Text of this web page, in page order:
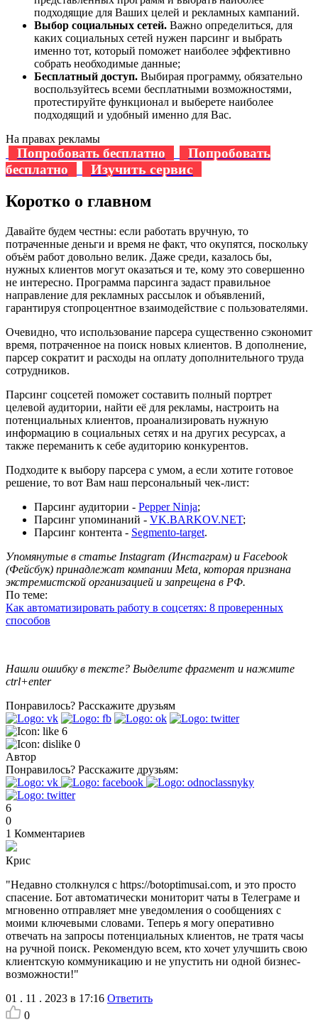
подходящие для Ваших целей и рекламных кампаний.
Выбор социальных сетей. Важно определиться, для
каких социальных сетей нужен парсинг и выбрать
именно тот, который поможет наиболее эффективно
собрать необходимые данные;
Бесплатный доступ. Выбирая программу, обязательно
воспользуйтесь всеми бесплатными возможностями,
протестируйте функционал и выберете наиболее
подходящий и удобный именно для Вас.
На правах рекламы
Попробовать бесплатно
Попробовать
бесплатно
Изучить сервис
Коротко о главном
Давайте будем честны: если работать вручную, то
потраченные деньги и время не факт, что окупятся, поскольку
объём работ довольно велик. Даже среди, казалось бы,
нужных клиентов могут оказаться и те, кому это совершенно
не интересно. Программа парсинга задаст правильное
направление для рекламных рассылок и объявлений,
гарантируя стопроцентное взаимодействие с пользователями.
Очевидно, что использование парсера существенно сэкономит
время, потраченное на поиск новых клиентов. В дополнение,
парсер сократит и расходы на оплату дополнительного труда
сотрудников.
Парсинг соцсетей поможет составить полный портрет
целевой аудитории, найти её для рекламы, настроить на
потенциальных клиентов, проанализировать нужную
информацию в социальных сетях и на других ресурсах, а
также переманить к себе аудиторию конкурентов.
Подходите к выбору парсера с умом, а если хотите готовое
решение, то вот Вам наш персональный чек-лист:
Парсинг аудитории - Pepper Ninja;
Парсинг упоминаний - VK.BARKOV.NET;
Парсинг контента - Segmento-target.
Упомянутые в статье Instagram (Инстаграм) и Facebook
(Фейсбук) принадлежат компании Meta, которая признана
экстремистской организацией и запрещена в РФ.
По теме:
Как автоматизировать работу в соцсетях: 8 проверенных
способов
Нашли ошибку в тексте? Выделите фрагмент и нажмите
ctrl+enter
Понравилось? Расскажите друзьям
6
0
Автор
Понравилось? Расскажите друзьям:
6
0
1 Комментариев
Крис
"Недавно столкнулся с https://botoptimusai.com, и это просто
спасение. Бот автоматически мониторит чаты в Телеграме и
мгновенно отправляет мне уведомления о сообщениях с
моими ключевыми словами. Теперь я могу оперативно
отвечать на запросы потенциальных клиентов, не тратя часы
на ручной поиск. Рекомендую всем, кто хочет улучшить свою
клиентскую коммуникацию и не упустить ни одной бизнес-
возможности!"
01 . 11 . 2023 в 17:16 Ответить
0